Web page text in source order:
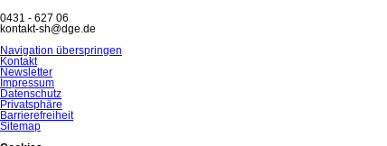
0431 - 627 06
kontakt-sh@dge.de
Navigation überspringen
Kontakt
Newsletter
Impressum
Datenschutz
Privatsphäre
Barrierefreiheit
Sitemap